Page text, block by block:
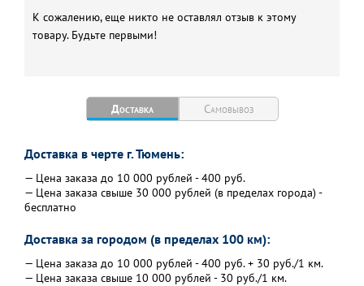
К сожалению, еще никто не оставлял отзыв к этому
товару. Будьте первыми!
Доставка Самовывоз
Доставка в черте г. Тюмень:
— Цена заказа до 10 000 рублей - 400 руб.
— Цена заказа свыше 30 000 рублей (в пределах города) -
бесплатно
Доставка за городом (в пределах 100 км):
— Цена заказа до 10 000 рублей - 400 руб. + 30 руб./1 км.
— Цена заказа свыше 10 000 рублей - 30 руб./1 км.